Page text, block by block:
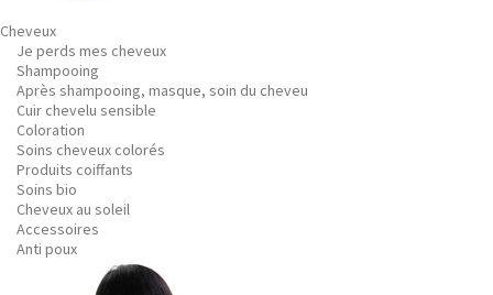
Cheveux
Je perds mes cheveux
Shampooing
Après shampooing, masque, soin du cheveu
Cuir chevelu sensible
Coloration
Soins cheveux colorés
Produits coiffants
Soins bio
Cheveux au soleil
Accessoires
Anti poux